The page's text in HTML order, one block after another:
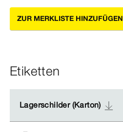
ZUR MERKLISTE HINZUFÜGEN
Etiketten
Lagerschilder (Karton)
Lagerschilder (Karton)